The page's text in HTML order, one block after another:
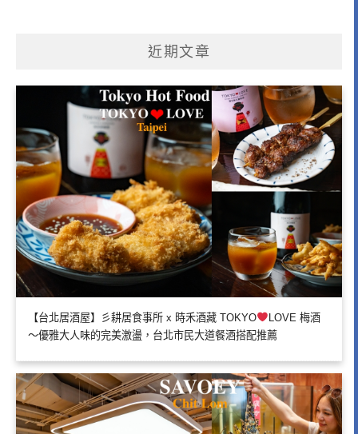
近期文章
【台北居酒屋】彡耕居食事所 x 時禾酒藏 TOKYO
LOVE 梅酒
～優雅大人味的完美激盪，台北市民大道餐酒搭配推薦